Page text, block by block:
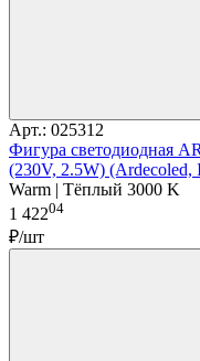
Арт.: 025312
Фигура cветодиодная
(230V, 2.5W) (Ardecoled,
Warm | Тёплый 3000 K
1 42204
₽/шт